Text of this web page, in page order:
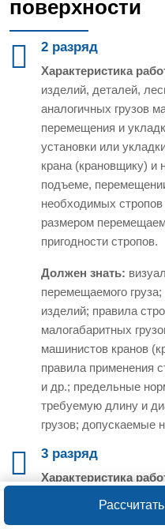
поверхности
2 разряд
Характеристика
изделий, деталей,
аналогичных грузов
перемещения и
установки или
крана (крановщику) и
подъеме,
необходимых стропов
размером
пригодности стропов.
Должен знать:
перемещаемого
изделий; правила
малогабаритных
машинистов кранов
правила применения
и др.; предельные
требуемую длину и
грузов; допускаемые
3 разряд
Характеристика
аналогичных грузов